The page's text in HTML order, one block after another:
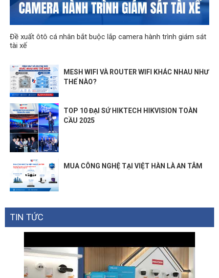
Đề xuất ôtô cá nhân bắt buộc lắp camera hành trình giám sát
tài xế
MESH WIFI VÀ ROUTER WIFI KHÁC NHAU NHƯ
THẾ NÀO?
TOP 10 ĐẠI SỨ HIKTECH HIKVISION TOÀN
CẦU 2025
MUA CÔNG NGHỆ TẠI VIỆT HÀN LÀ AN TÂM
TIN TỨC